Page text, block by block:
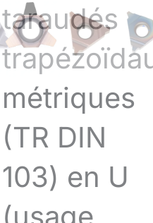
taraudés
métriques
(TR DIN
103) en U